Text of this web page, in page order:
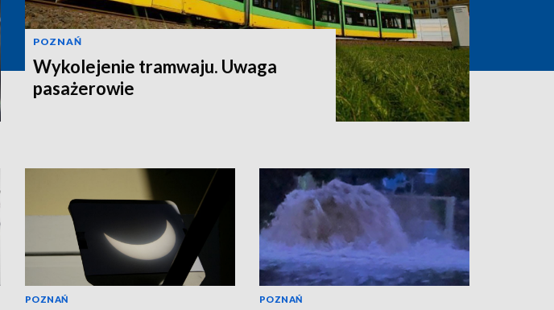
POZNAŃ
Wykolejenie tramwaju. Uwaga
pasażerowie
POZNAŃ POZNAŃ